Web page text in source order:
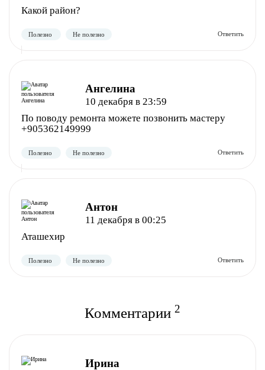
Какой район?
Ангелина
10 декабря в 23:59
По поводу ремонта можете позвонить мастеру
+905362149999
Антон
11 декабря в 00:25
Аташехир
Комментарии 2
Ирина